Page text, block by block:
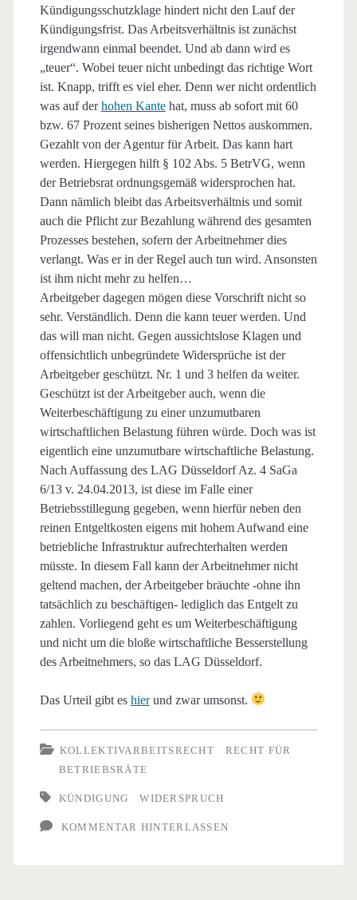
Kündigungsschutzklage hindert nicht den Lauf der
Kündigungsfrist. Das Arbeitsverhältnis ist zunächst
irgendwann einmal beendet. Und ab dann wird es
„teuer“. Wobei teuer nicht unbedingt das richtige Wort
ist. Knapp, trifft es viel eher. Denn wer nicht ordentlich
was auf derhohen Kantehat, muss ab sofort mit 60
bzw. 67 Prozent seines bisherigen Nettos auskommen.
Gezahlt von der Agentur für Arbeit. Das kann hart
werden. Hiergegen hilft § 102 Abs. 5 BetrVG, wenn
der Betriebsrat ordnungsgemäß widersprochen hat.
Dann nämlich bleibt das Arbeitsverhältnis und somit
auch die Pflicht zur Bezahlung während des gesamten
Prozesses bestehen, sofern der Arbeitnehmer dies
verlangt. Was er in der Regel auch tun wird. Ansonsten
ist ihm nicht mehr zu helfen…
Arbeitgeber dagegen mögen diese Vorschrift nicht so
sehr. Verständlich. Denn die kann teuer werden. Und
das will man nicht. Gegen aussichtslose Klagen und
offensichtlich unbegründete Widersprüche ist der
Arbeitgeber geschützt. Nr. 1 und 3 helfen da weiter.
Geschützt ist der Arbeitgeber auch, wenn die
Weiterbeschäftigung zu einer unzumutbaren
wirtschaftlichen Belastung führen würde. Doch was ist
eigentlich eine unzumutbare wirtschaftliche Belastung.
Nach Auffassung des LAG Düsseldorf Az. 4 SaGa
6/13 v. 24.04.2013, ist diese im Falle einer
Betriebsstillegung gegeben, wenn hierfür neben den
reinen Entgeltkosten eigens mit hohem Aufwand eine
betriebliche Infrastruktur aufrechterhalten werden
müsste. In diesem Fall kann der Arbeitnehmer nicht
geltend machen, der Arbeitgeber bräuchte -ohne ihn
tatsächlich zu beschäftigen- lediglich das Entgelt zu
zahlen. Vorliegend geht es um Weiterbeschäftigung
und nicht um die bloße wirtschaftliche Besserstellung
des Arbeitnehmers, so das LAG Düsseldorf.
Das Urteil gibt es hierund zwar umsonst.
KOLLEKTIVARBEITSRECHT
RECHT FÜR
BETRIEBSRÄTE
KÜNDIGUNG WIDERSPRUCH
KOMMENTAR HINTERLASSEN